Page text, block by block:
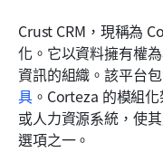
Crust CRM，現稱為
化。它以資料擁有權
資訊的組織。該平台
具。Corteza 的模組
或人力資源系統，使
選項之一。